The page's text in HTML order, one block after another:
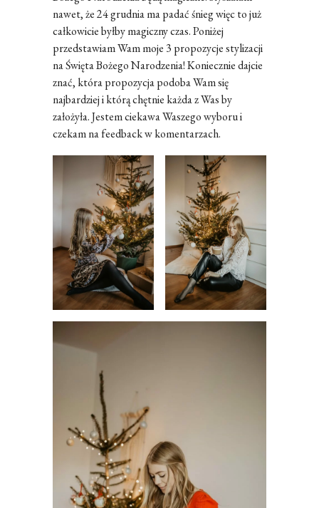
nawet, że 24 grudnia ma padać śnieg więc to już
całkowicie byłby magiczny czas. Poniżej
przedstawiam Wam moje 3 propozycje stylizacji
na Święta Bożego Narodzenia! Koniecznie dajcie
znać, która propozycja podoba Wam się
najbardziej i którą chętnie każda z Was by
założyła. Jestem ciekawa Waszego wyboru i
czekam na feedback w komentarzach.